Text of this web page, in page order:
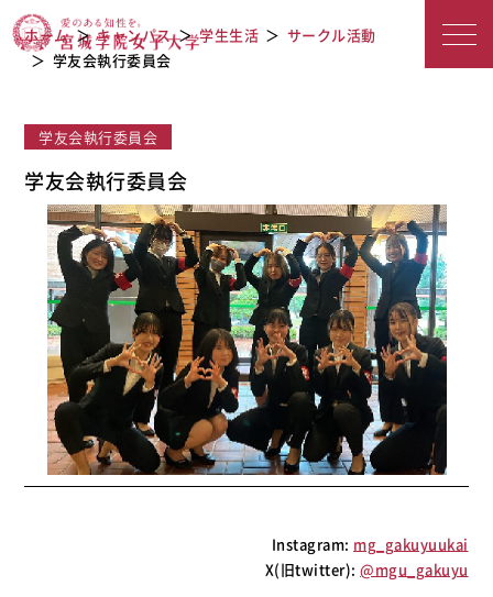
学友会執行委員会
ホーム キャンパス 学生生活
サークル活動
学友会執行委員会
学友会執行委員会
学友会執行委員会
Instagram: mg_gakuyuukai
X(旧twitter):@mgu_gakuyu